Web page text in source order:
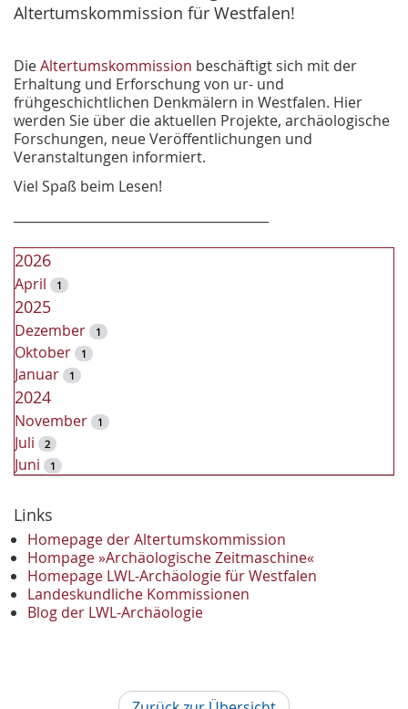
Altertumskommission für Westfalen!
DieAltertumskommission beschäftigt sich mit der
Erhaltung und Erforschung von ur- und
frühgeschichtlichen Denkmälern in Westfalen. Hier
werden Sie über die aktuellen Projekte, archäologische
Forschungen, neue Veröffentlichungen und
Veranstaltungen informiert.
Viel Spaß beim Lesen!
2026
April 1
2025
Dezember 1
Oktober 1
Januar 1
2024
November 1
Juli 2
Juni 1
Dezember
November 2
Oktober 1
September 2
August 1
Mai 1
Links
Homepage der Altertumskommission
Hompage »Archäologische Zeitmaschine«
Homepage LWL-Archäologie für Westfalen
Landeskundliche Kommissionen
Blog der LWL-Archäologie